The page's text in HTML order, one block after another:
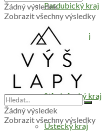
Pardubický kraj
Plzeňský kraj
Praha
Středočeský kraj
Ústecký kraj
Žádný výsledek
Zobrazit všechny výsledky
Žádný výsledek
Zobrazit všechny výsledky